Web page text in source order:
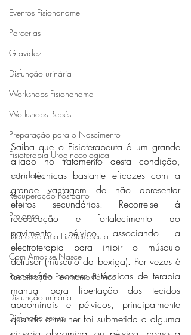
Eventos Fisiohandme
Parcerias
Gravidez
Disfunção urinária
Workshops Fisiohandme
Workshops Bebés
Preparação para o Nascimento
Fisioterapia Uroginecologica
Fertilidade
Recuperação Pós-parto
Prolapso
Diario de uma Fisioterapeuta
Com Amor se Nasce
Reabilitação Pavimento Pélvico
Disfunção urinária
Disfunção sexual
Saiba que o Fisioterapeuta é um grande
aliado no tratamento desta condição,
com técnicas bastante eficazes com a
grande vantagem de não apresentar
efeitos secundários. Recorre-se à
reeducação e fortalecimento do
pavimento pélvico associando a
electroterapia para inibir o músculo
detrusor (músculo da bexiga). Por vezes é
necessário recorrer a técnicas de terapia
manual para libertação dos tecidos
abdominais e pélvicos, principalmente
quando a mulher foi submetida a alguma